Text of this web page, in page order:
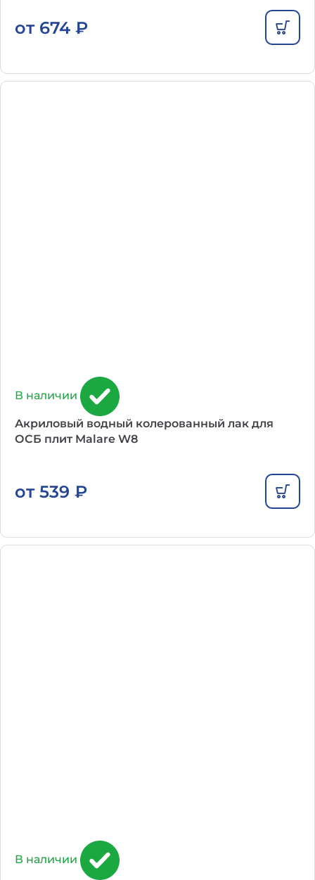
от 674 ₽
В наличии
Акриловый водный колерованный лак для
ОСБ плит Malare W8
от 539 ₽
В наличии